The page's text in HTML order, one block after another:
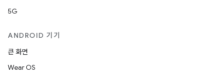
5G
ANDROID 기기
큰 화면
Wear OS